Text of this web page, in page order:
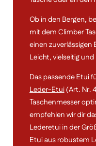
Ob in den Bergen,
mit dem Climber
einen zuverlässigen
Leicht, vielseitig
Das passende Etui
Leder-Etui(Art. Nr.
Taschenmesser
empfehlen wir dir
Lederetui in der
Etui aus robustem